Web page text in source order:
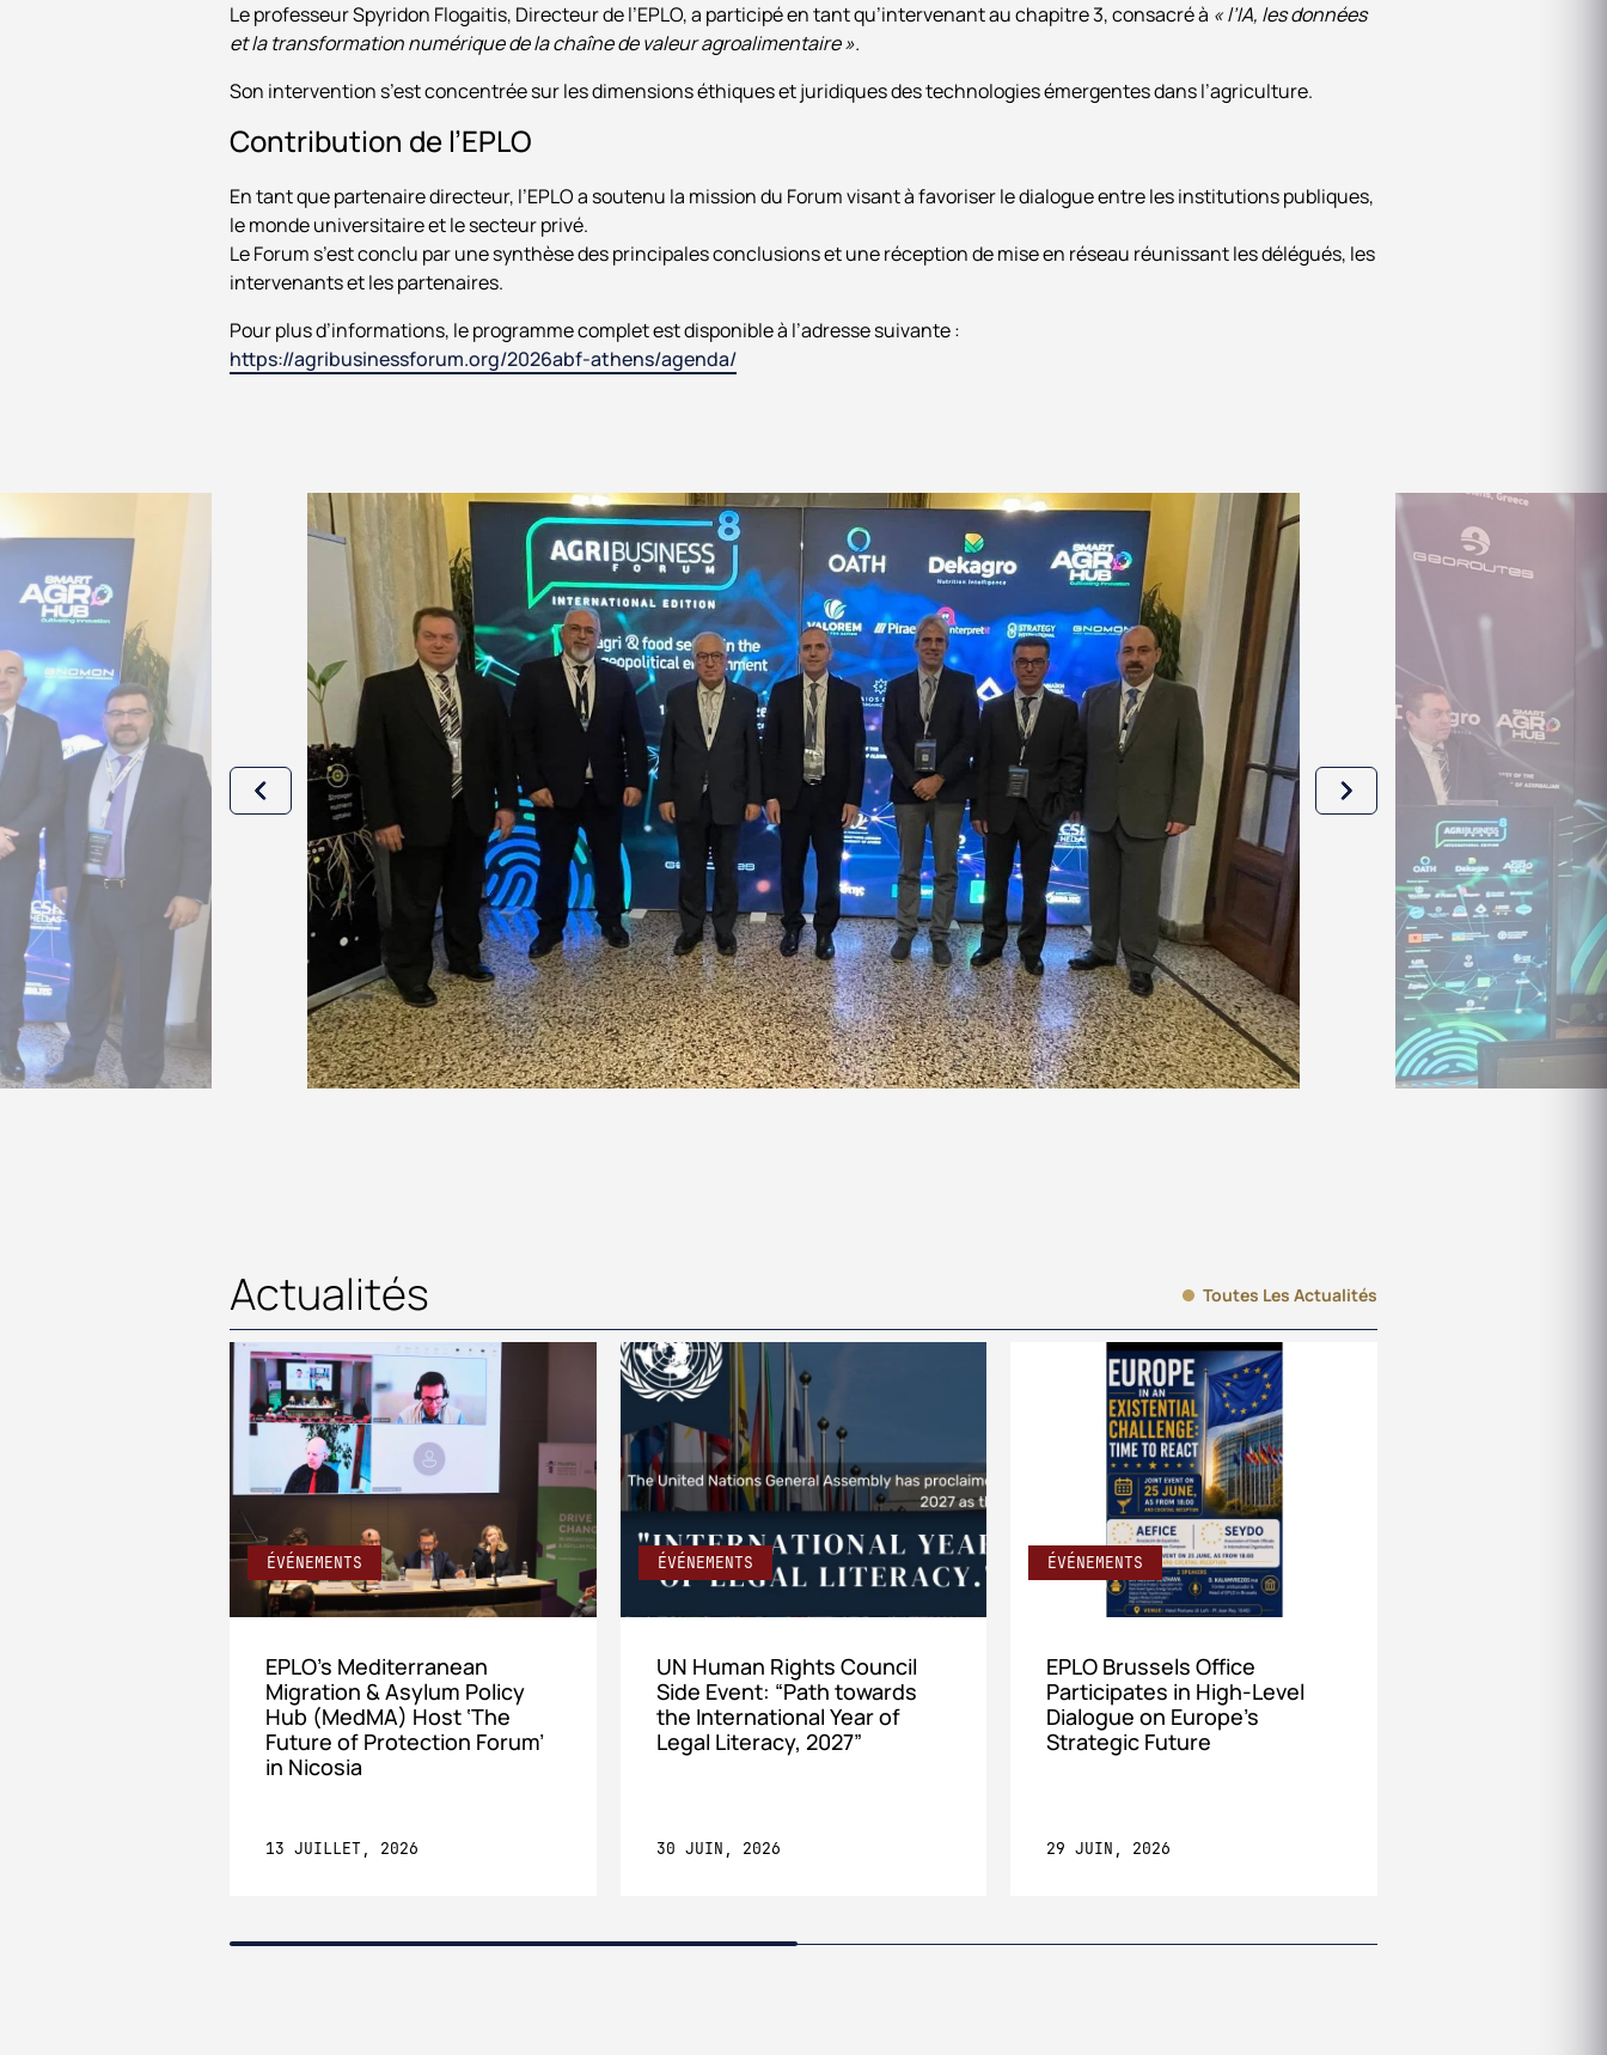
Le professeur Spyridon Flogaitis, Directeur de l’EPLO, a participé en tant qu’intervenant au chapitre 3, consacré à « l’IA, les données
et la transformation numérique de la chaîne de valeur agroalimentaire ».
Son intervention s’est concentrée sur les dimensions éthiques et juridiques des technologies émergentes dans l’agriculture.
Contribution de l’EPLO
En tant que partenaire directeur, l’EPLO a soutenu la mission du Forum visant à favoriser le dialogue entre les institutions publiques,
le monde universitaire et le secteur privé.
Le Forum s’est conclu par une synthèse des principales conclusions et une réception de mise en réseau réunissant les délégués, les
intervenants et les partenaires.
Pour plus d’informations, le programme complet est disponible à l’adresse suivante :
https://agribusinessforum.org/2026abf-athens/agenda/
Actualités Toutes Les Actualités
ÉVÉNEMENTS
EPLO’s Mediterranean
Migration & Asylum Policy
Hub (MedMA) Host ‘The
Future of Protection Forum’
in Nicosia
13 JUILLET, 2026
ÉVÉNEMENTS
UN Human Rights Council
Side Event: “Path towards
the International Year of
Legal Literacy, 2027”
30 JUIN, 2026
ÉVÉNEMENTS
EPLO Brussels Office
Participates in High‑Level
Dialogue on Europe’s
Strategic Future
29 JUIN, 2026